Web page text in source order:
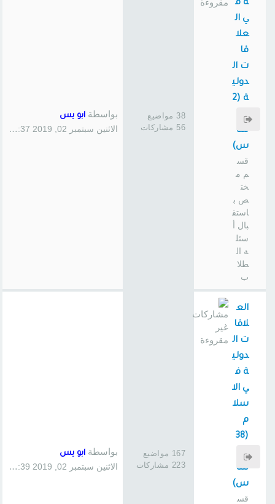
ة ف
ي ال
علا
قا
ت ال
دولي
ة (2
45
سا
س)
قس
م م
خت
ص ب
استق
بال أ
سئل
ة ال
طلا
ب
38 مواضيع
56 مشاركات
بواسطة ابو يس
الاثنين سبتمبر 02, 2019 1:37 pm
الع
لاقا
ت ال
دولي
ة ف
ي الا
سلا
م
(38
0
سا
س)
قس
167 مواضيع
223 مشاركات
بواسطة ابو يس
الاثنين سبتمبر 02, 2019 1:39 pm